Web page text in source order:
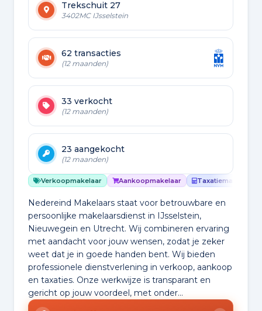
Trekschuit 27
3402MC IJsselstein
62 transacties
(12 maanden)
33 verkocht
(12 maanden)
23 aangekocht
(12 maanden)
Verkoopmakelaar Aankoopmakelaar Taxatiemakelaar
Nedereind Makelaars staat voor betrouwbare en
persoonlijke makelaarsdienst in IJsselstein,
Nieuwegein en Utrecht. Wij combineren ervaring
met aandacht voor jouw wensen, zodat je zeker
weet dat je in goede handen bent. Wij bieden
professionele dienstverlening in verkoop, aankoop
en taxaties. Onze werkwijze is transparant en
gericht op jouw voordeel, met onder...